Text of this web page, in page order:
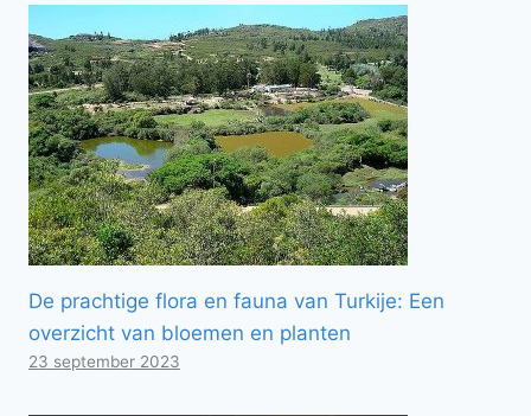
De prachtige flora en fauna van Turkije: Een
overzicht van bloemen en planten
23 september 2023